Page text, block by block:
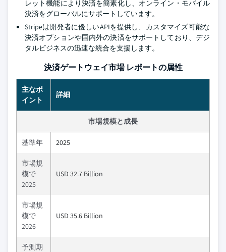
レット機能により決済を簡素化し、オンライン・モバイル
決済をグローバルにサポートしています。
Stripeは開発者に優しいAPIを提供し、カスタマイズ可能な
決済オプションや国内外の決済をサポートしており、デジ
タルビジネスの迅速な統合を支援します。
決済ゲートウェイ市場 レポートの属性
主なポ
イント
詳細
市場規模と成長
基準年 2025
市場規
模で
2025
USD 32.7 Billion
市場規
模で
2026
USD 35.6 Billion
予測期